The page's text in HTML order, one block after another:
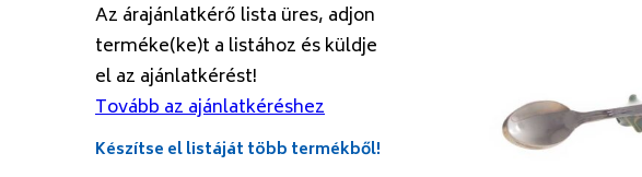
Az árajánlatkérő lista üres, adjon
terméke(ke)t a listához és küldje
el az ajánlatkérést!
Tovább az ajánlatkéréshez
Készítse el listáját több termékből!